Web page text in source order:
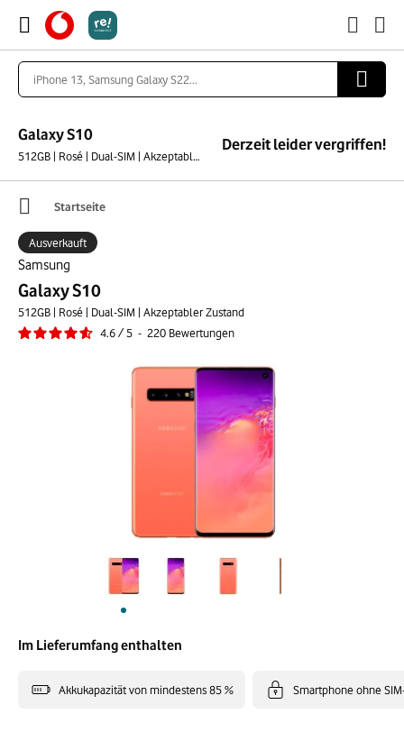
Galaxy S10
512GB | Rosé | Dual-SIM | Akzeptabler Zustand
Derzeit leider vergriffen!
Startseite
Samsung
Galaxy S10
512GB | Rosé | Dual-SIM | Akzeptabler Zustand
4.6/5 - 220 Bewertungen
Ausverkauft
Im Lieferumfang enthalten
Akkukapazität von mindestens 85 % Smartphone ohne